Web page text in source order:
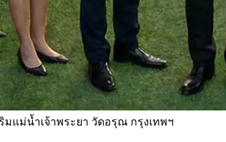
ริมแม่น้ำเจ้าพระยา วัดอรุณ กรุงเทพฯ